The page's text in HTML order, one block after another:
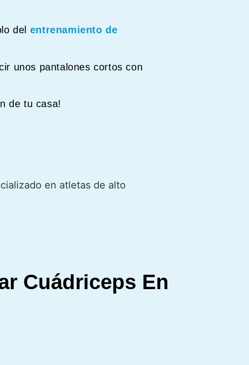
del entrenamiento de
unos pantalones cortos con
de tu casa!
en atletas de alto
Cuádriceps En